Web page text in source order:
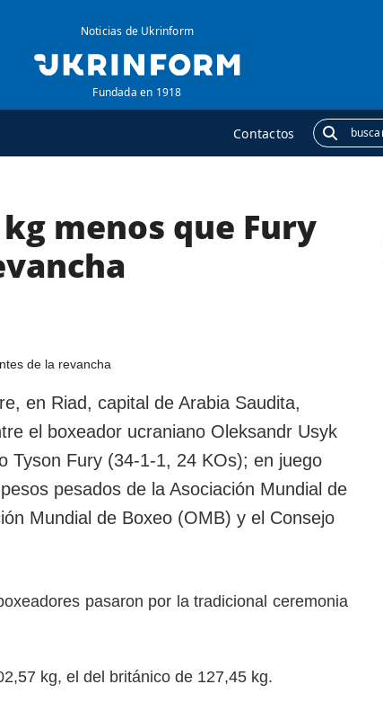
Noticias de Ukrinform
Fundada en 1918
Contactos
datos
ADICIONAL
Podcasts
Releases
menos que Fury
en Riad, capital de Arabia Saudita,
el boxeador ucraniano Oleksandr Usyk
Tyson Fury (34-1-1, 24 KOs); en juego
pesados de la Asociación Mundial de
Mundial de Boxeo (OMB) y el Consejo
pasaron por la tradicional ceremonia
kg, el del británico de 127,45 kg.